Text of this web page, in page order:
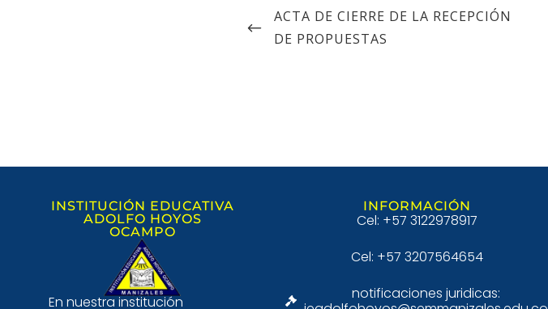
ACTA DE CIERRE DE LA RECEPCIÓN
DE PROPUESTAS
INSTITUCIÓN EDUCATIVA
ADOLFO HOYOS
OCAMPO
En nuestra institución
INFORMACIÓN
Cel: +57 3122978917
Cel: +57 3207564654
notificaciones juridicas: